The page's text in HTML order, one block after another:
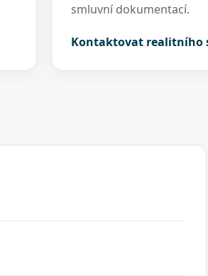
smluvní dokumentací.
Kontaktovat realitního